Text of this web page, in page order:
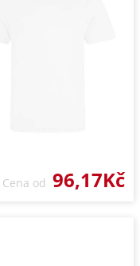
Cena od 96,17Kč